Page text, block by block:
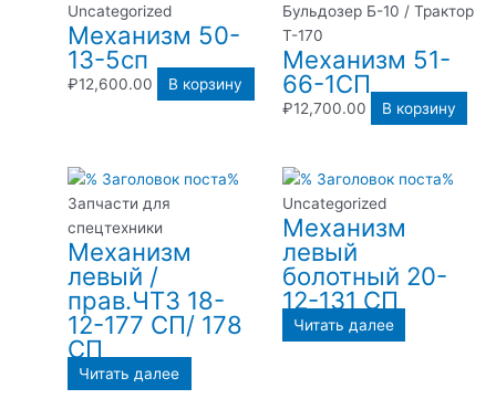
Uncategorized
Механизм 50-
13-5сп
₽12,600.00 В корзину
Бульдозер Б-10 / Трактор
Т-170
Механизм 51-
66-1СП
₽12,700.00 В корзину
Запчасти для
спецтехники
Механизм
левый /
прав.ЧТЗ 18-
12-177 СП/ 178
СП
Читать далее
Uncategorized
Механизм
левый
болотный 20-
12-131 СП
Читать далее